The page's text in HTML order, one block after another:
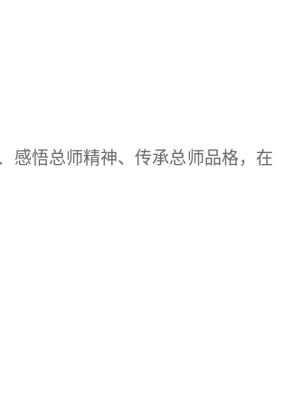
感悟总师精神、传承总师品格，在